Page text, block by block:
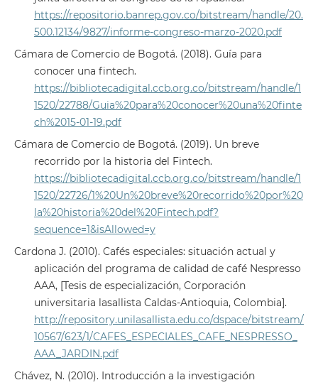
https://repositorio.banrep.gov.co/bitstream/handle/20.
500.12134/9827/informe-congreso-marzo-2020.pdf
Cámara de Comercio de Bogotá. (2018). Guía para
conocer una fintech.
https://bibliotecadigital.ccb.org.co/bitstream/handle/1
1520/22788/Guia%20para%20conocer%20una%20finte
ch%2015-01-19.pdf
Cámara de Comercio de Bogotá. (2019). Un breve
recorrido por la historia del Fintech.
https://bibliotecadigital.ccb.org.co/bitstream/handle/1
1520/22726/1%20Un%20breve%20recorrido%20por%20
la%20historia%20del%20Fintech.pdf?
sequence=1&isAllowed=y
Cardona J. (2010). Cafés especiales: situación actual y
aplicación del programa de calidad de café Nespresso
AAA, [Tesis de especialización, Corporación
universitaria lasallista Caldas-Antioquia, Colombia].
http://repository.unilasallista.edu.co/dspace/bitstream/
10567/623/1/CAFES_ESPECIALES_CAFE_NESPRESSO_
AAA_JARDIN.pdf
Chávez, N. (2010). Introducción a la investigación